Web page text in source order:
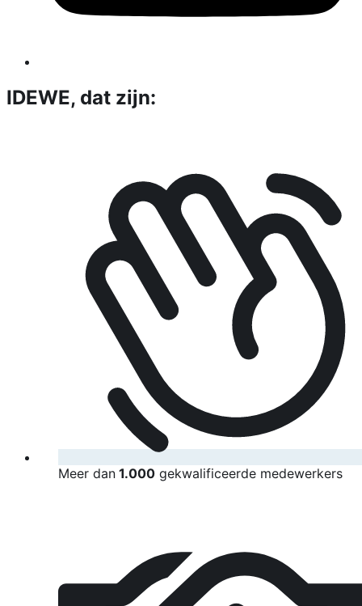
IDEWE, dat zijn:
Meer dan 1.000 gekwalificeerde medewerkers